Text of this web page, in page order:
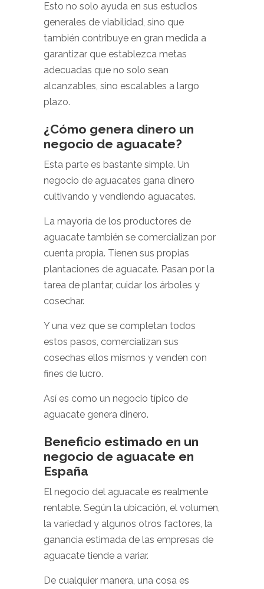
Esto no solo ayuda en sus estudios
generales de viabilidad, sino que
también contribuye en gran medida a
garantizar que establezca metas
adecuadas que no solo sean
alcanzables, sino escalables a largo
plazo.
¿Cómo genera dinero un
negocio de aguacate?
Esta parte es bastante simple. Un
negocio de aguacates gana dinero
cultivando y vendiendo aguacates.
La mayoría de los productores de
aguacate también se comercializan por
cuenta propia. Tienen sus propias
plantaciones de aguacate. Pasan por la
tarea de plantar, cuidar los árboles y
cosechar.
Y una vez que se completan todos
estos pasos, comercializan sus
cosechas ellos mismos y venden con
fines de lucro.
Así es como un negocio típico de
aguacate genera dinero.
Beneficio estimado en un
negocio de aguacate en
España
El negocio del aguacate es realmente
rentable. Según la ubicación, el volumen,
la variedad y algunos otros factores, la
ganancia estimada de las empresas de
aguacate tiende a variar.
De cualquier manera, una cosa es